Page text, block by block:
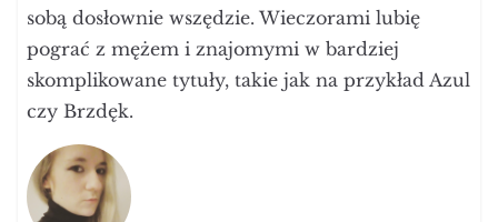
sobą dosłownie wszędzie. Wieczorami lubię
pograć z mężem i znajomymi w bardziej
skomplikowane tytuły, takie jak na przykład Azul
czy Brzdęk.